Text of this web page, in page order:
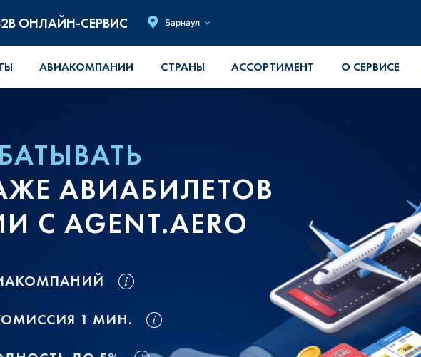
ОНЛАЙН-СЕРВИС Барнаул
АВИАКОМПАНИИ СТРАНЫ АССОРТИМЕНТ О СЕРВИСЕ
АВИАБИЛЕТОВ
С AGENT.AERO
1 МИН.